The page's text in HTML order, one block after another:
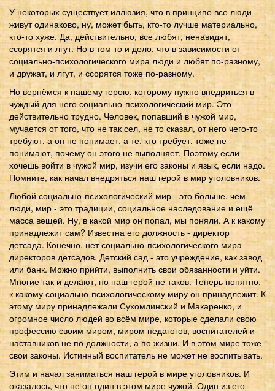
У некоторых существует иллюзия, что в принципе все люди
живут одинаково, ну, может быть, кто-то лучше материально,
кто-то хуже. Да, действительно, все любят, ненавидят,
ссорятся и лгут. Но в том то и дело, что в зависимости от
социально-психологического мира люди и любят по-разному,
и дружат, и лгут, и ссорятся тоже по-разному.
Но вернёмся к нашему герою, которому нужно внедриться в
чуждый для него социально-психологический мир. Это
действительно трудно. Человек, попавший в чужой мир,
мучается от того, что не так сел, не то сказал, от него чего-то
требуют, а он не понимает, а те, кто требует, тоже не
понимают, почему он этого не выполняет. Поэтому если
хочешь войти в чужой мир, изучи его законы и язык, если надо.
Помните, как начал внедряться наш герой в мир уголовников.
Любой социально-психологический мир - это больше, чем
люди, мир - это традиции, социальное наследование и ещё
масса вещей. Ну, в какой мир он попал, мы поняли. А к какому
принадлежит сам? Известна его должность - директор
детсада. Конечно, нет социально-психологического мира
директоров детсадов. Детский сад - это учреждение, как завод
или банк. Можно прийти, выполнить свои обязанности и уйти.
Многие так и делают, но наш герой не таков. Теперь понятно,
к какому социально-психологическому миру он принадлежит. К
этому миру принадлежали Сухомлинский и Макаренко, и
огромное число людей во всём мире, которые сделали свою
профессию своим миром, миром педагогов, воспитателей и
наставников не по должности, а по жизни. И в этом мире тоже
свои законы. Истинный воспитатель не может не воспитывать.
Этим и начал заниматься наш герой в мире уголовников. И
оказалось, что не он один в этом мире чужой. Один из его